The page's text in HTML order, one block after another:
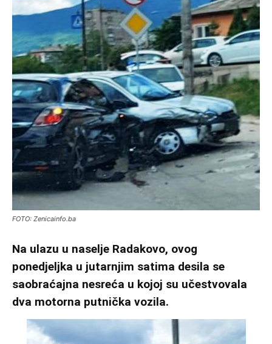
FOTO: Zenicainfo.ba
Na ulazu u naselje Radakovo, ovog
ponedjeljka u jutarnjim satima desila se
saobraćajna nesreća u kojoj su učestvovala
dva motorna putnička vozila.